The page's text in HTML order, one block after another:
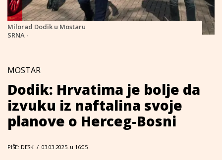
Milorad Dodik u Mostaru
SRNA -
MOSTAR
Dodik: Hrvatima je bolje da
izvuku iz naftalina svoje
planove o Herceg-Bosni
PIŠE: DESK / 03.03.2025. u 16:05